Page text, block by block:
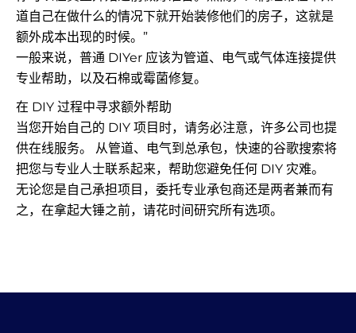
道自己在做什么的情况下就开始装修他们的房子，这就是
额外成本出现的时候。”
一般来说，普通 DIYer 应该为管道、电气或气体连接提供
专业帮助，以及石棉或霉菌修复。
在 DIY 过程中寻求额外帮助
当您开始自己的 DIY 项目时，请务必注意，许多公司也提
供在线服务。 从管道、电气到总承包，快速的谷歌搜索将
把您与专业人士联系起来，帮助您避免任何 DIY 灾难。
无论您是自己承担项目，委托专业承包商还是两者兼而有
之，在拿起大锤之前，请花时间研究所有选项。